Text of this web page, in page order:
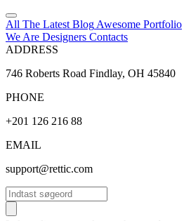
All The Latest Blog Awesome Portfolio
We Are Designers Contacts
ADDRESS
746 Roberts Road Findlay, OH 45840
PHONE
+201 126 216 88
EMAIL
support@rettic.com
Søg